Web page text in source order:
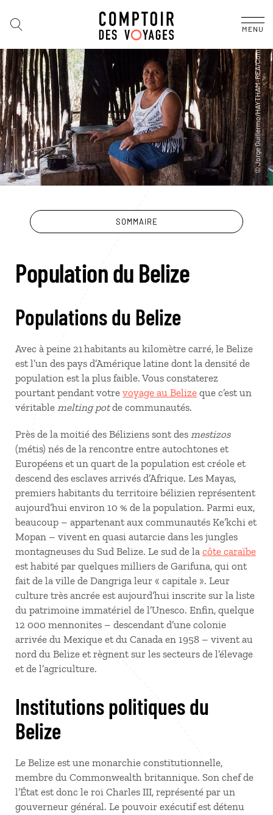
MENU
SOMMAIRE
Population du Belize
Populations du Belize
Avec à peine 21 habitants au kilomètre carré, le Belize
est l’un des pays d’Amérique latine dont la densité de
population est la plus faible. Vous constaterez
pourtant pendant votre voyage au Belize que c’est un
véritable melting potde communautés.
Près de la moitié des Béliziens sont des mestizos
(métis) nés de la rencontre entre autochtones et
Européens et un quart de la population est créole et
descend des esclaves arrivés d’Afrique. Les Mayas,
premiers habitants du territoire bélizien représentent
aujourd’hui environ 10 % de la population. Parmi eux,
beaucoup – appartenant aux communautés Ke’kchi et
Mopan – vivent en quasi autarcie dans les jungles
montagneuses du Sud Belize. Le sud de la côte caraïbe
est habité par quelques milliers de Garifuna, qui ont
fait de la ville de Dangriga leur « capitale ». Leur
culture très ancrée est aujourd’hui inscrite sur la liste
du patrimoine immatériel de l’Unesco. Enfin, quelque
12 000 mennonites – descendant d’une colonie
arrivée du Mexique et du Canada en 1958 – vivent au
nord du Belize et règnent sur les secteurs de l’élevage
et de l’agriculture.
Institutions politiques du
Belize
Le Belize est une monarchie constitutionnelle,
membre du Commonwealth britannique. Son chef de
l’État est donc le roi Charles III, représenté par un
gouverneur général. Le pouvoir exécutif est détenu